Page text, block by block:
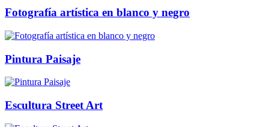
Fotografía artística en blanco y negro
Pintura Paisaje
Escultura Street Art